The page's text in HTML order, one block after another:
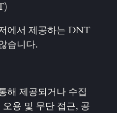
에서 제공하는 DNT
습니다.
해 제공되거나 수집
용 및 무단 접근, 공